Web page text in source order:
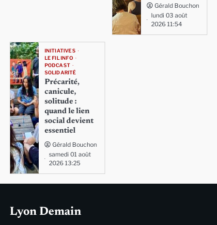
Gérald Bouchon
lundi 03 août
2026 11:54
INITIATIVES
LE FIL INFO
PODCAST
SOLIDARITÉ
Précarité,
canicule,
solitude :
quand le lien
social devient
essentiel
Gérald Bouchon
samedi 01 août
2026 13:25
Lyon Demain